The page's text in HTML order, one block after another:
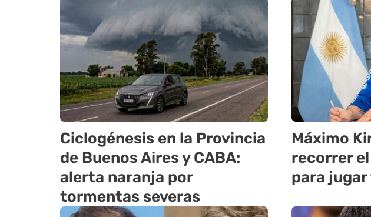
Ciclogénesis en la Provincia
de Buenos Aires y CABA:
alerta naranja por
tormentas severas
Máximo
recorrer
para